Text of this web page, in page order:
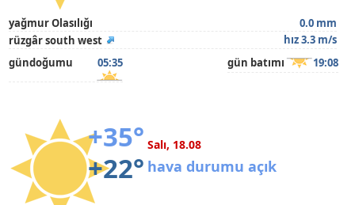
yağmur Olasılığı
0.0 mm
rüzgâr south west
hız 3.3 m/s
gündoğumu
05:35 gün batımı 19:08
+35°
+22°
Salı, 18.08
hava durumu açık